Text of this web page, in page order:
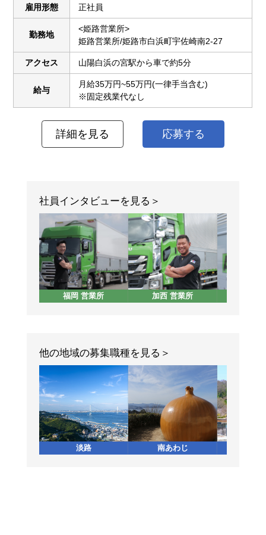
雇用形態 正社員
勤務地
<姫路営業所>
姫路営業所/姫路市白浜町宇佐崎南2-27
アクセス 山陽白浜の宮駅から車で約5分
給与
月給35万円~55万円(一律手当含む)
※固定残業代なし
詳細を見る 応募する
社員インタビューを見る
福岡 営業所 加西 営業所
他の地域の募集職種を見る
淡路 南あわじ